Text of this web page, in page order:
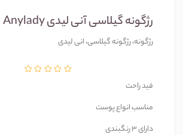
رژگونه گیلاسی آنی لیدی Anylady
رژگونه، رژگونه گیلاسی، انی لیدی
فید راحت
مناسب انواع پوست
دارای 3 رنگبندی